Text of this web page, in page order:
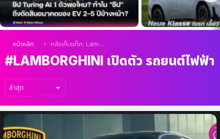
คุณอยู่ที่นี่:
หน้าหลัก คลังเก็บแท็ก: Lamborghini เปิดตัว รถยนต์ไฟฟ้า
LAMBORGHINI เปิดตัว รถยนต์ไฟฟ้า
เรื่อง
ล่าสุด